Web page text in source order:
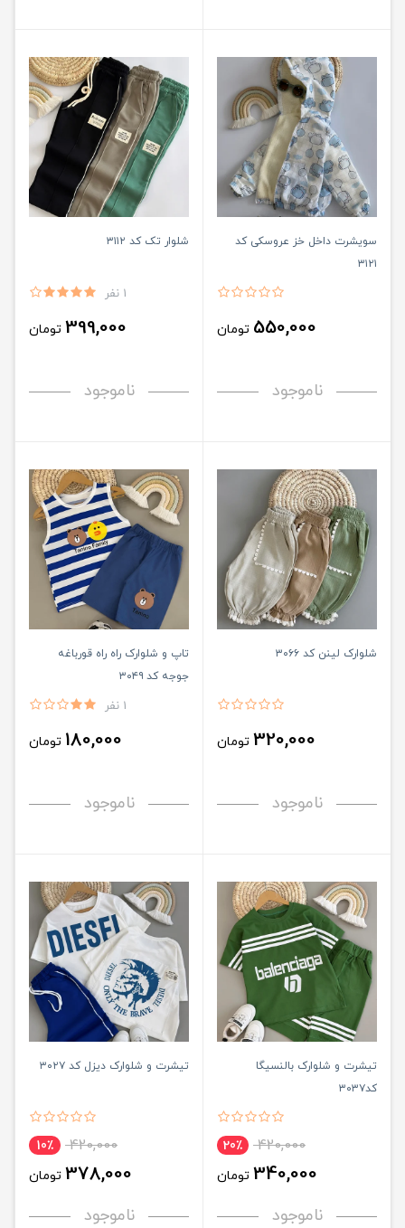
سویشرت داخل خز عروسکی کد
۳۱۲۱
550,000 تومان
ناموجود
شلوار تک کد ۳۱۱۲
1 نفر
399,000 تومان
ناموجود
شلوارک لینن کد ۳۰۶۶
320,000 تومان
ناموجود
تاپ و شلوارک راه راه قورباغه
جوجه کد ۳۰۴۹
1 نفر
180,000 تومان
ناموجود
تیشرت و شلوارک بالنسیگا
کد۳۰۳۷
420,000 20٪
340,000 تومان
ناموجود
تیشرت و شلوارک دیزل کد ۳۰۲۷
420,000 10٪
378,000 تومان
ناموجود